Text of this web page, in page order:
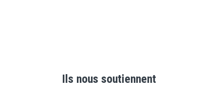
Ils nous soutiennent